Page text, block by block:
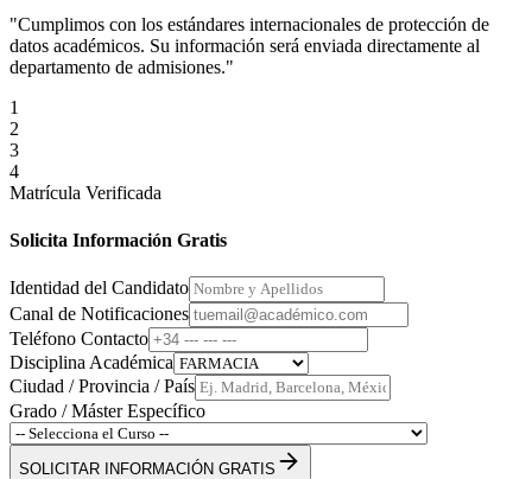
"Cumplimos con los estándares internacionales de protección de
datos académicos. Su información será enviada directamente al
departamento de admisiones."
1
2
3
4
Matrícula Verificada
Solicita Información Gratis
Identidad del Candidato
Canal de Notificaciones
Teléfono Contacto
Disciplina Académica
Ciudad / Provincia / País
Grado / Máster Específico
SOLICITAR INFORMACIÓN GRATIS